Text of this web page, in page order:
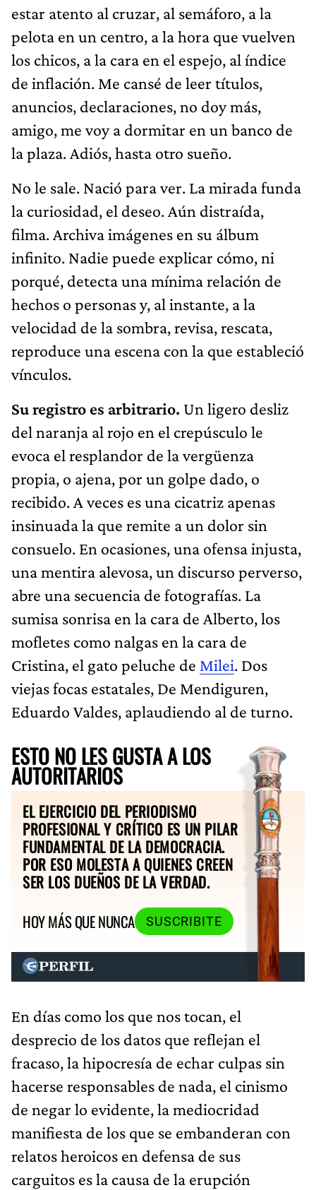
estar atento al cruzar, al semáforo, a la
pelota en un centro, a la hora que vuelven
los chicos, a la cara en el espejo, al índice
de inflación. Me cansé de leer títulos,
anuncios, declaraciones, no doy más,
amigo, me voy a dormitar en un banco de
la plaza. Adiós, hasta otro sueño.
No le sale. Nació para ver. La mirada funda
la curiosidad, el deseo. Aún distraída,
filma. Archiva imágenes en su álbum
infinito. Nadie puede explicar cómo, ni
porqué, detecta una mínima relación de
hechos o personas y, al instante, a la
velocidad de la sombra, revisa, rescata,
reproduce una escena con la que estableció
vínculos.
Su registro es arbitrario. Un ligero desliz
del naranja al rojo en el crepúsculo le
evoca el resplandor de la vergüenza
propia, o ajena, por un golpe dado, o
recibido. A veces es una cicatriz apenas
insinuada la que remite a un dolor sin
consuelo. En ocasiones, una ofensa injusta,
una mentira alevosa, un discurso perverso,
abre una secuencia de fotografías. La
sumisa sonrisa en la cara de Alberto, los
mofletes como nalgas en la cara de
Cristina, el gato peluche de Milei. Dos
viejas focas estatales, De Mendiguren,
Eduardo Valdes, aplaudiendo al de turno.
ESTO NO LES GUSTA A LOS
AUTORITARIOS
EL EJERCICIO DEL PERIODISMO
PROFESIONAL Y CRÍTICO ES UN PILAR
FUNDAMENTAL DE LA DEMOCRACIA.
POR ESO MOLESTA A QUIENES CREEN
SER LOS DUEÑOS DE LA VERDAD.
HOY MÁS QUE NUNCA
SUSCRIBITE
En días como los que nos tocan, el
desprecio de los datos que reflejan el
fracaso, la hipocresía de echar culpas sin
hacerse responsables de nada, el cinismo
de negar lo evidente, la mediocridad
manifiesta de los que se embanderan con
relatos heroicos en defensa de sus
carguitos es la causa de la erupción